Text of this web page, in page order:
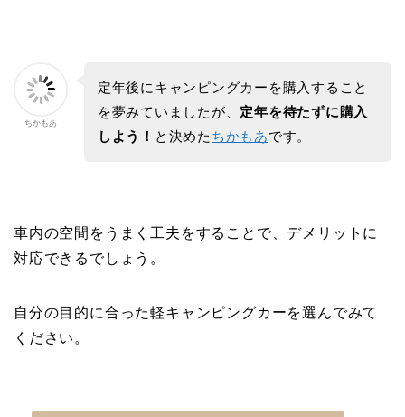
ちかもあ
定年後にキャンピングカーを購入すること
を夢みていましたが、 定年を待たずに購入
しよう！ と決めた ちかもあです。
車内の空間をうまく工夫をすることで、デメリットに
対応できるでしょう。
自分の目的に合った軽キャンピングカーを選んでみて
ください。